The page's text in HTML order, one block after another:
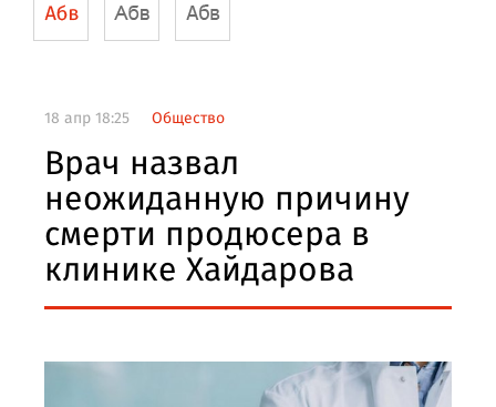
18 апр 18:25 Общество
Врач назвал
неожиданную причину
смерти продюсера в
клинике Хайдарова